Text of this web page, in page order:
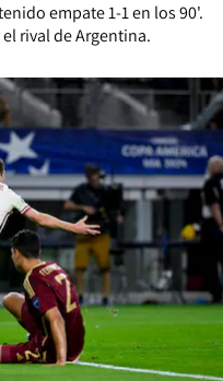
empate 1-1 en los 90'.
rival de Argentina.